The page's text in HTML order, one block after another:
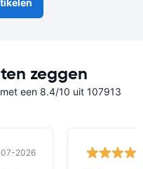
zeggen
een 8.4/10 uit 107913
2026